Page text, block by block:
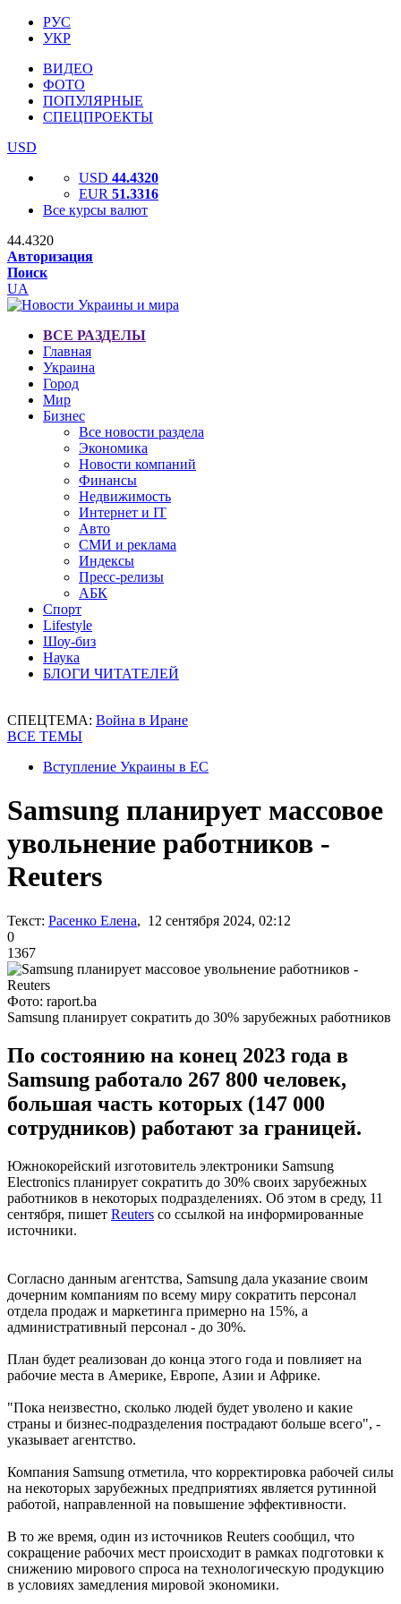
РУС
УКР
ВИДЕО
ФОТО
ПОПУЛЯРНЫЕ
СПЕЦПРОЕКТЫ
USD
USD 44.4320
EUR 51.3316
Все курсы валют
44.4320
Авторизация
Поиск
UA
ВСЕ РАЗДЕЛЫ
Главная
Украина
Город
Мир
Бизнес
Все новости раздела
Экономика
Новости компаний
Финансы
Недвижимость
Интернет и IT
Авто
СМИ и реклама
Индексы
Пресс-релизы
АБК
Спорт
Lifestyle
Шоу-биз
Наука
БЛОГИ ЧИТАТЕЛЕЙ
СПЕЦТЕМА: Война в Иране
ВСЕ ТЕМЫ
Вступление Украины в ЕС
Samsung планирует массовое
увольнение работников -
Reuters
Текст: Расенко Елена, 12 сентября 2024, 02:12
0
1367
Фото: raport.ba
Samsung планирует сократить до 30% зарубежных работников
По состоянию на конец 2023 года в
Samsung работало 267 800 человек,
большая часть которых (147 000
сотрудников) работают за границей.
Южнокорейский изготовитель электроники Samsung
Electronics планирует сократить до 30% своих зарубежных
работников в некоторых подразделениях. Об этом в среду, 11
сентября, пишет Reuters со ссылкой на информированные
источники.
Согласно данным агентства, Samsung дала указание своим
дочерним компаниям по всему миру сократить персонал
отдела продаж и маркетинга примерно на 15%, а
административный персонал - до 30%.
План будет реализован до конца этого года и повлияет на
рабочие места в Америке, Европе, Азии и Африке.
"Пока неизвестно, сколько людей будет уволено и какие
страны и бизнес-подразделения пострадают больше всего", -
указывает агентство.
Компания Samsung отметила, что корректировка рабочей силы
на некоторых зарубежных предприятиях является рутинной
работой, направленной на повышение эффективности.
В то же время, один из источников Reuters сообщил, что
сокращение рабочих мест происходит в рамках подготовки к
снижению мирового спроса на технологическую продукцию
в условиях замедления мировой экономики.